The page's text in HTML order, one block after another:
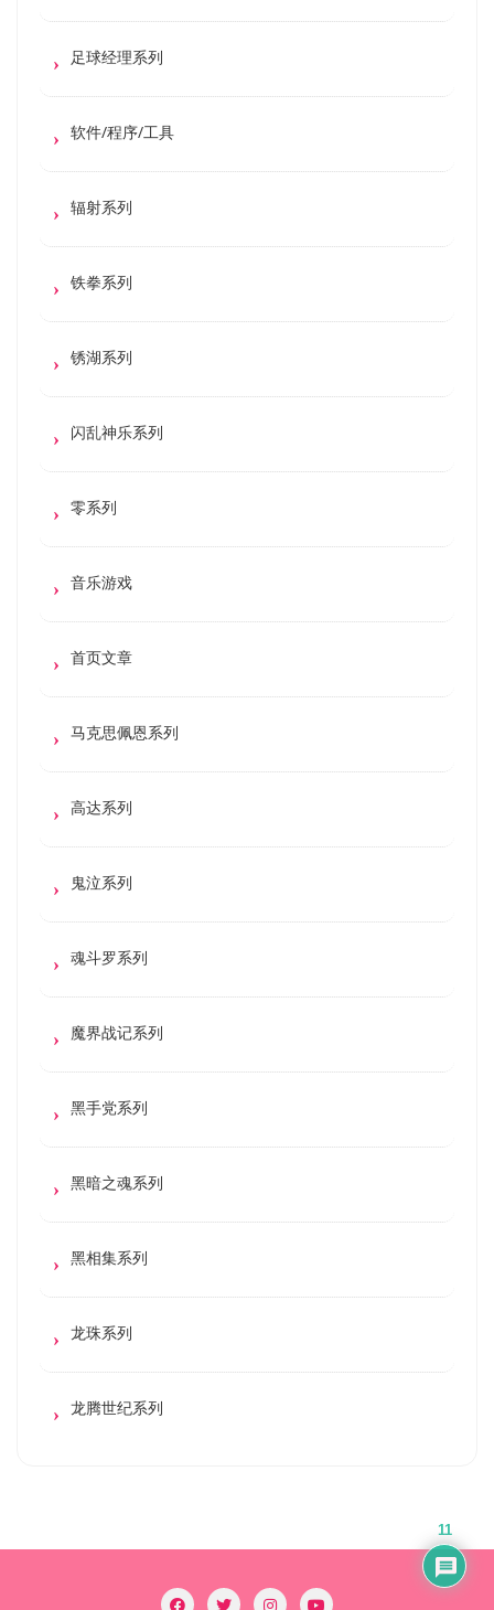
足球经理系列
软件/程序/工具
辐射系列
铁拳系列
锈湖系列
闪乱神乐系列
零系列
音乐游戏
首页文章
马克思佩恩系列
高达系列
鬼泣系列
魂斗罗系列
魔界战记系列
黑手党系列
黑暗之魂系列
黑相集系列
龙珠系列
龙腾世纪系列
11